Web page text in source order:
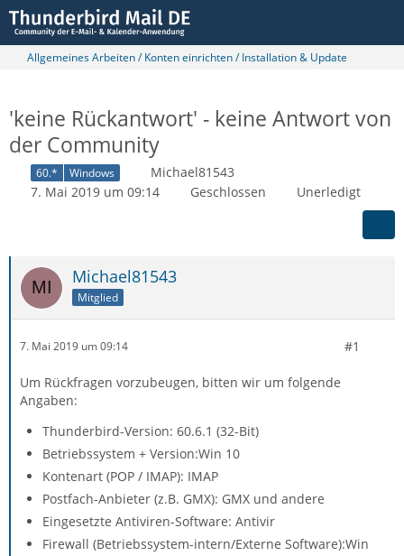
Allgemeines Arbeiten / Konten einrichten / Installation & Update
'keine Rückantwort' - keine Antwort von
der Community
60.* Windows
Michael81543
7. Mai 2019 um 09:14
Geschlossen Unerledigt
Michael81543
Mitglied
7. Mai 2019 um 09:14 #1
Um Rückfragen vorzubeugen, bitten wir um folgende
Angaben:
Thunderbird-Version: 60.6.1 (32-Bit)
Betriebssystem + Version:Win 10
Kontenart (POP / IMAP): IMAP
Postfach-Anbieter (z.B. GMX): GMX und andere
Eingesetzte Antiviren-Software: Antivir
Firewall (Betriebssystem-intern/Externe Software):Win